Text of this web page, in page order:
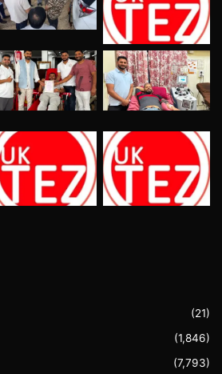
(21)
(1,846)
(7,793)